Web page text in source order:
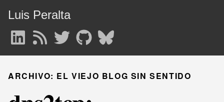
Luis Peralta
ARCHIVO: EL VIEJO BLOG SIN SENTIDO